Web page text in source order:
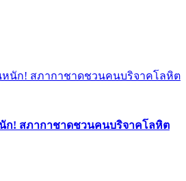
ก! สภากาชาดชวนคนบริจาคโลหิต